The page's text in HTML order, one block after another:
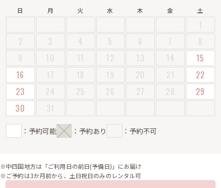
日 月 火 水 木 金 土
1
2
3 4 5 6 7
8
9
10 11 12 13 14
15
16
17 18 19 20 21
22
23
24 25 26 27 28
29
30
31
：予約可能 ：予約あり ：予約不可
※中四国地方は「ご利用日の前日(予備日)」にお届け
※ご予約は3か月前から、土日祝日のみのレンタル可